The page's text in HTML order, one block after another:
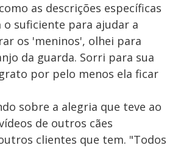
as descrições específicas
o suficiente para ajudar a
os 'meninos', olhei para
da guarda. Sorri para sua
por pelo menos ela ficar
sobre a alegria que teve ao
de outros cães
clientes que tem. "Todos